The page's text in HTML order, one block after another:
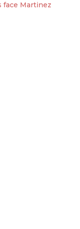
face Martinez